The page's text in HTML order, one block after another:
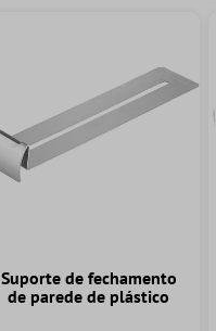
Suporte de fechamento
de parede de plástico